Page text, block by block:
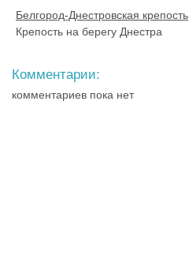
Белгород-Днестровская крепость
Крепость на берегу Днестра
Комментарии:
комментариев пока нет